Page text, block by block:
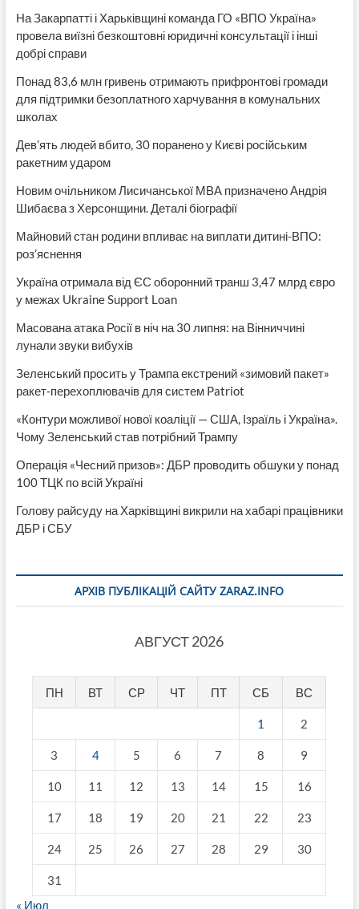
На Закарпатті і Харьківщині команда ГО «ВПО Україна»
провела виїзні безкоштовні юридичні консультації і інші
добрі справи
Понад 83,6 млн гривень отримають прифронтові громади
для підтримки безоплатного харчування в комунальних
школах
Дев’ять людей вбито, 30 поранено у Києві російським
ракетним ударом
Новим очільником Лисичанської МВА призначено Андрія
Шибаєва з Херсонщини. Деталі біографії
Майновий стан родини впливає на виплати дитині-ВПО:
роз’яснення
Україна отримала від ЄС оборонний транш 3,47 млрд євро
у межах Ukraine Support Loan
Масована атака Росії в ніч на 30 липня: на Вінниччині
лунали звуки вибухів
Зеленський просить у Трампа екстрений «зимовий пакет»
ракет-перехоплювачів для систем Patriot
«Контури можливої нової коаліції — США, Ізраїль і Україна».
Чому Зеленський став потрібний Трампу
Операція «Чесний призов»: ДБР проводить обшуки у понад
100 ТЦК по всій Україні
Голову райсуду на Харківщині викрили на хабарі працівники
ДБР і СБУ
АРХІВ ПУБЛІКАЦІЙ САЙТУ ZARAZ.INFO
АВГУСТ 2026
ПН ВТ СР ЧТ ПТ СБ ВС
1 2
3 4 5 6 7 8 9
10 11 12 13 14 15 16
17 18 19 20 21 22 23
24 25 26 27 28 29 30
31
« Июл